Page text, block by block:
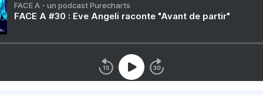
FACE A - un podcast Purecharts
FACE A #30 : Eve Angeli raconte "Avant de partir"